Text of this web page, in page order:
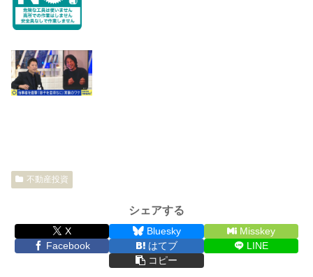
不動産投資
シェアする
X Bluesky
Misskey
Facebook
はてブ
LINE
コピー